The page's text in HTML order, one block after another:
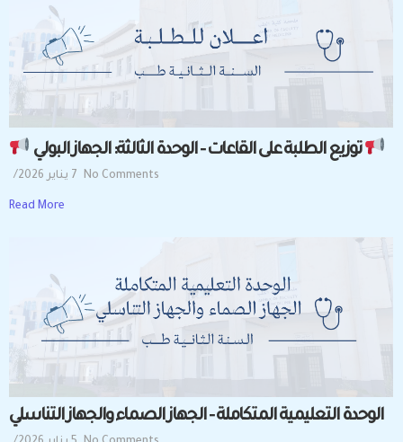
توزيع الطلبة على القاعات – الوحدة الثالثة: الجهاز البولي
7 يناير 2026 / No Comments
Read More
الوحدة التعليمية المتكاملة – الجهاز الصماء والجهاز التناسلي